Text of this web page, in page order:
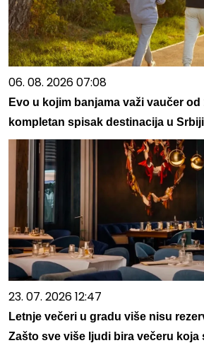
06. 08. 2026 07:08
Evo u kojim banjama važi vaučer od
kompletan spisak destinacija u Srbiji
23. 07. 2026 12:47
Letnje večeri u gradu više nisu
Zašto sve više ljudi bira večeru koja